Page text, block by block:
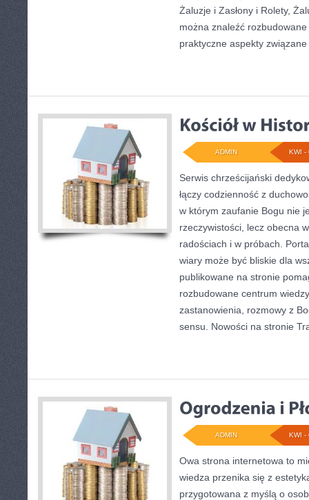
Żaluzje i Zasłony i Rolety,
można znaleźć rozbudowane
praktyczne aspekty związane
KWI -
ADMIN
Serwis chrześcijański
łączy codzienność z
w którym zaufanie Bogu nie
rzeczywistości, lecz obecna
radościach i w próbach.
wiary może być bliskie dla
publikowane na stronie
rozbudowane centrum
zastanowienia, rozmowy z
sensu. Nowości na stronie
KWI -
ADMIN
Owa strona internetowa to
wiedza przenika się z
przygotowana z myślą o